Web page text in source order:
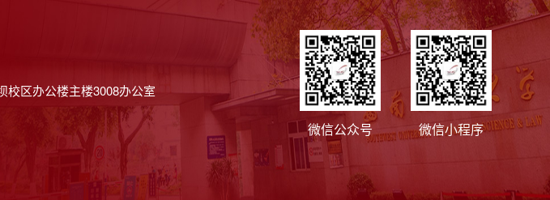
校区办公楼主楼3008办公室
微信公众号 微信小程序